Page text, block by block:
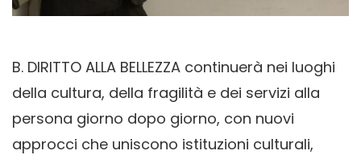
B. DIRITTO ALLA BELLEZZA continuerà nei luoghi
della cultura, della fragilità e dei servizi alla
persona giorno dopo giorno, con nuovi
approcci che uniscono istituzioni culturali,